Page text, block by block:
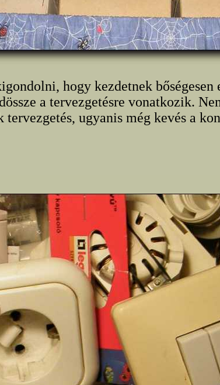
hogy kezdetnek bőségesen
a tervezgetésre vonatkozik.
tervezgetés, ugyanis még kevés a